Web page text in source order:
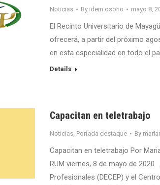
Noticias By idem.osorio mayo 8,
El Recinto Universitario de
ofrecerá, a partir del próximo
en esta especialidad en todo el
Details
Capacitan en teletrabajo
Noticias, Portada destaque By
Capacitan en teletrabajo Por
RUM viernes, 8 de mayo de
Profesionales (DECEP) y el